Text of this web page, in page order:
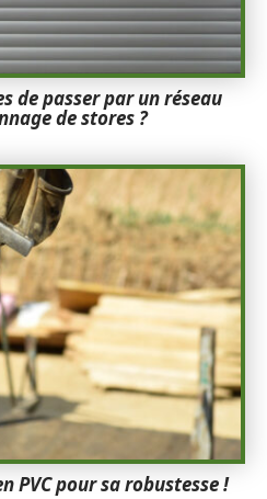
de passer par un réseau
de stores ?
PVC pour sa robustesse !